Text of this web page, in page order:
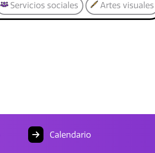
Servicios sociales Artes visuales
Calendario